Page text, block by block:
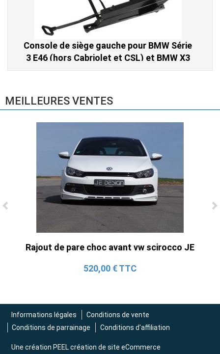
Ligne Cat-Back Active 4 Sorties avec
Tube en H pour Ford Mustang GT & V6
2 690,00 € TTC
Console de siège gauche pour BMW Série
3 E46 (hors Cabriolet et CSL) et BMW X3
E83 (2004-2010)
MEILLEURES VENTES
Rajout de pare choc avant vw scirocco JE
520,00 € TTC
Informations légales
Conditions de vente
Conditions de parrainage
Conditions d'affiliation
Une création PEEL création de site eCommerce